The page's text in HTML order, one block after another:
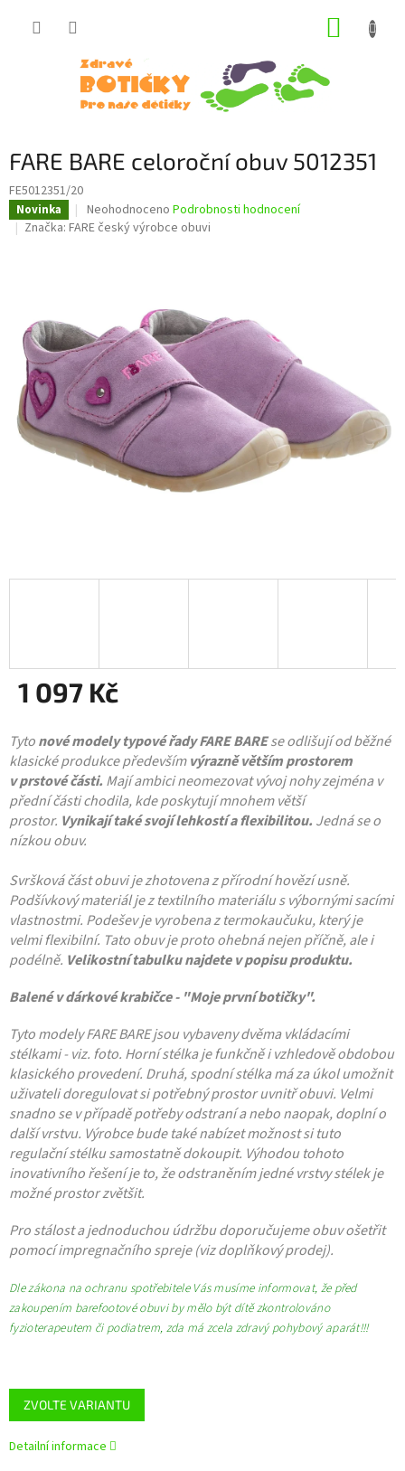
FARE BARE celoroční obuv 5012351
FE5012351/20
Novinka
Průměrné
hodnocení
hvězdiček.
Neohodnoceno Podrobnosti hodnocení
Značka: FARE český výrobce obuvi
1 097 Kč
cena:
ZVOLTE VARIANTU
Tytonové modely typové řady FARE BAREse odlišují od běžné
klasické produkce předevšímvýrazně větším prostorem
v prstové části. Mají ambici neomezovat vývoj nohy zejména v
přední části chodila, kde poskytují mnohem větší
prostor. Vynikají také svojí lehkostí a flexibilitou. Jedná se o
nízkou obuv.
Svršková část obuvi je zhotovena z přírodní hovězí usně.
Podšívkový materiál je z textilního materiálu s výbornými sacími
vlastnostmi. Podešev je vyrobena z termokaučuku, který je
velmi flexibilní. Tato obuv je proto ohebná nejen příčně, ale i
podélně. Velikostní tabulku najdete v popisu produktu.
Balené v dárkové krabičce - "Moje první botičky".
Tyto modely FARE BARE jsou vybaveny dvěma vkládacími
stélkami - viz. foto. Horní stélka je funkčně i vzhledově obdobou
klasického provedení. Druhá, spodní stélka má za úkol umožnit
uživateli doregulovat si potřebný prostor uvnitř obuvi. Velmi
snadno se v případě potřeby odstraní a nebo naopak, doplní o
další vrstvu. Výrobce bude také nabízet možnost si tuto
regulační stélku samostatně dokoupit. Výhodou tohoto
inovativního řešení je to, že odstraněním jedné vrstvy stélek je
možné prostor zvětšit.
Pro stálost a jednoduchou údržbu doporučujeme obuv ošetřit
pomocí impregnačního spreje (viz doplňkový prodej).
Dle zákona na ochranu spotřebitele Vás musíme informovat, že před
zakoupením barefootové obuvi by mělo být dítě zkontrolováno
fyzioterapeutem či podiatrem, zda má zcela zdravý pohybový aparát!!!
Detailní informace